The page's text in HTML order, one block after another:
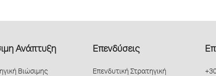
Ανάπτυξη
Βιώσιμης
Επενδύσεις
Επενδυτική Στρατηγική